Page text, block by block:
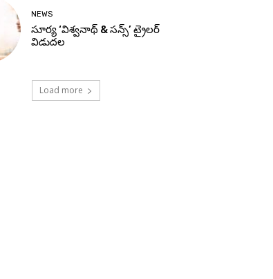
NEWS
సూర్య ‘విశ్వనాథ్ & సన్స్’ ట్రైలర్
విడుదల
Load more